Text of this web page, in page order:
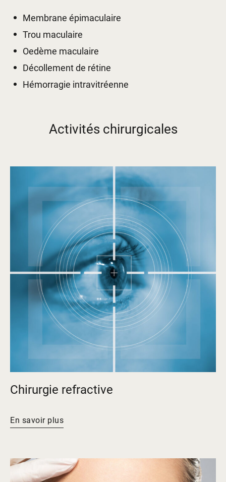
Membrane épimaculaire
Trou maculaire
Oedème maculaire
Décollement de rétine
Hémorragie intravitréenne
Activités chirurgicales
Chirurgie refractive
En savoir plus